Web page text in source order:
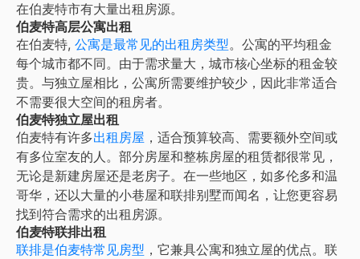
在伯麦特市有大量出租房源。
伯麦特高层公寓出租
在伯麦特, 公寓是最常见的出租房类型。公寓的平均租金
每个城市都不同。由于需求量大，城市核心坐标的租金较
贵。与独立屋相比，公寓所需要维护较少，因此非常适合
不需要很大空间的租房者。
伯麦特独立屋出租
伯麦特有许多出租房屋 ，适合预算较高、需要额外空间或
有多位室友的人。部分房屋和整栋房屋的租赁都很常见，
无论是新建房屋还是老房子。在一些地区，如多伦多和温
哥华，还以大量的小巷屋和联排别墅而闻名，让您更容易
找到符合需求的出租房源。
伯麦特联排出租
联排是伯麦特常见房型 ，它兼具公寓和独立屋的优点。联